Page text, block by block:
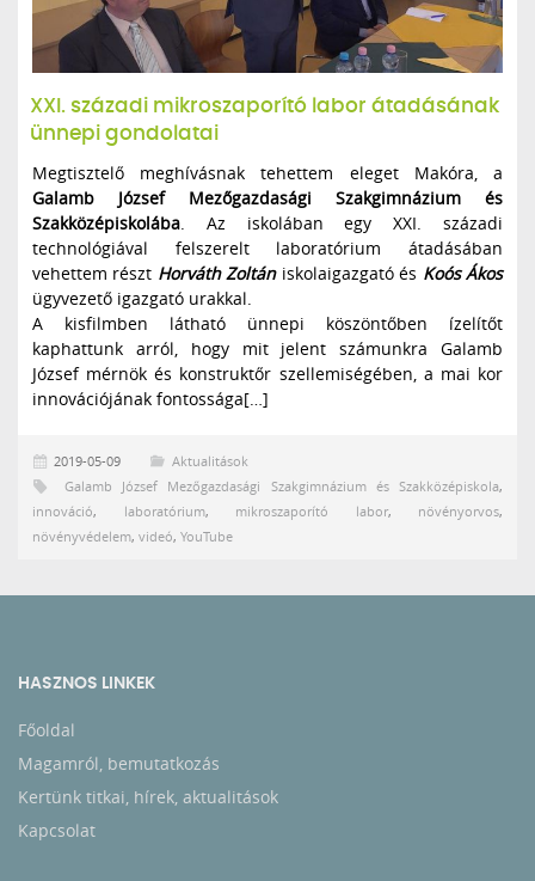
XXI. századi mikroszaporító labor átadásának
ünnepi gondolatai
Megtisztelő meghívásnak tehettem eleget Makóra, a
Galamb József Mezőgazdasági Szakgimnázium és
Szakközépiskolába. Az iskolában egy XXI. századi
technológiával felszerelt laboratórium átadásában
vehettem részt Horváth Zoltániskolaigazgató és Koós Ákos
ügyvezető igazgató urakkal.
A kisfilmben látható ünnepi köszöntőben ízelítőt
kaphattunk arról, hogy mit jelent számunkra Galamb
József mérnök és konstruktőr szellemiségében, a mai kor
innovációjának fontossága[…]
2019-05-09
Aktualitások
Galamb József Mezőgazdasági Szakgimnázium és Szakközépiskola,
innováció, laboratórium, mikroszaporító labor, növényorvos,
növényvédelem, videó, YouTube
HASZNOS LINKEK
Főoldal
Magamról, bemutatkozás
Kertünk titkai, hírek, aktualitások
Kapcsolat